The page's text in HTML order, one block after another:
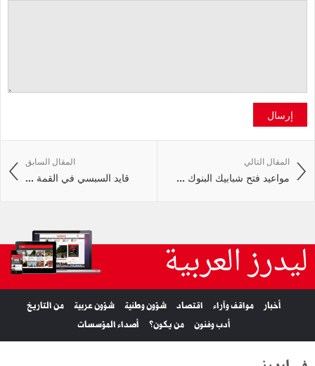
إرسال
المقال السابق
قايد السبسي في القمة ...
المقال التالي
مواعيد فتح شبابيك البنوك ...
ليدرز العربية
أخبار مواقف وآراء اقتصاد شؤون وطنية شؤون عربية
من التاريخ
أدب وفنون
من يكون؟ أصداء المؤسسات